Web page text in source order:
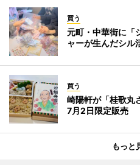
買う
元町・中華街に
ャーが生んだシル
買う
崎陽軒が「桂歌
7月2日限定販売
もっと